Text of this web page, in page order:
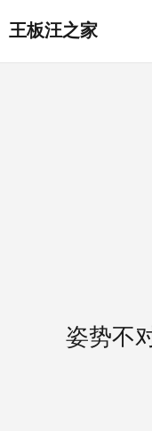
王板汪之家
姿势不